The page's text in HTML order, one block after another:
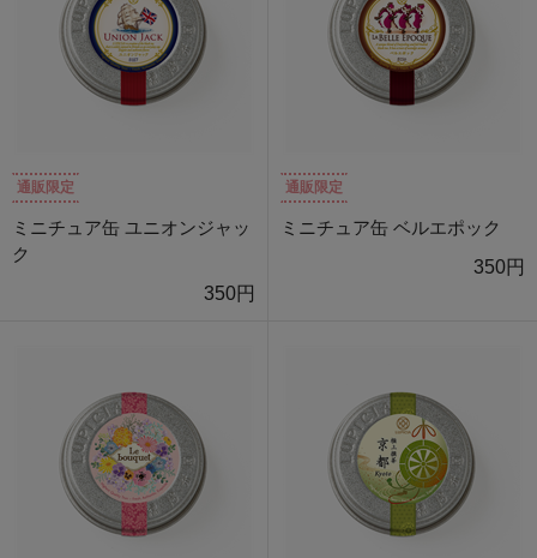
通販限定
ミニチュア缶 ユニオンジャッ
ク
350円
通販限定
ミニチュア缶 ベルエポック
350円